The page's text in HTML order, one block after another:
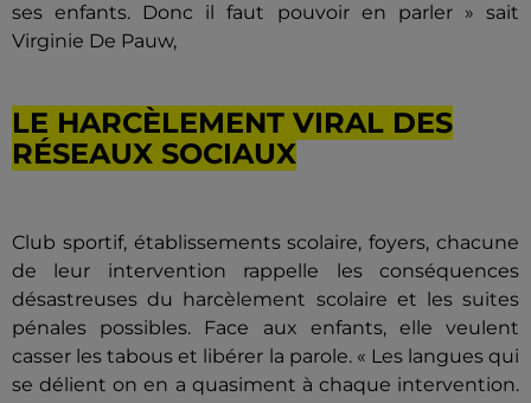
ses enfants. Donc il faut pouvoir en parler » sait
Virginie De Pauw,
LE HARCÈLEMENT VIRAL DES
RÉSEAUX SOCIAUX
Club sportif, établissements scolaire, foyers, chacune
de leur intervention rappelle les conséquences
désastreuses du harcèlement scolaire et les suites
pénales possibles. Face aux enfants, elle veulent
casser les tabous et libérer la parole. « Les langues qui
se délient on en a quasiment à chaque intervention.